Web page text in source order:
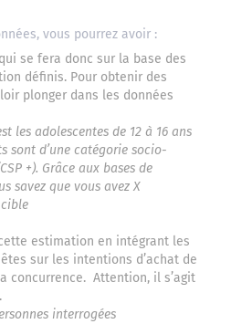
vous pourrez avoir :
se fera donc sur la base des
définis. Pour obtenir des
plonger dans les données
les adolescentes de 12 à 16 ans
sont d’une catégorie socio-
+). Grâce aux bases de
savez que vous avez X
estimation en intégrant les
sur les intentions d’achat de
concurrence. Attention, il s’agit
interrogées